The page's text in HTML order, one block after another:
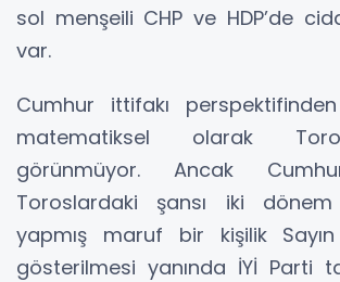
sol menşeili CHP ve HDP’de
var.
Cumhur ittifakı perspektifinden
matematiksel olarak
görünmüyor. Ancak Cumhur
Toroslardaki şansı iki dönem
yapmış maruf bir kişilik
gösterilmesi yanında İYİ Parti